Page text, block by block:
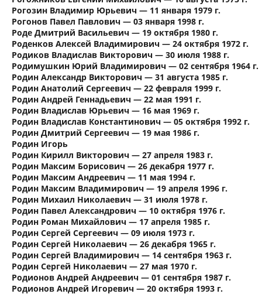
Рогозин Владимир Юрьевич — 11 января 1979 г.
Рогонов Павел Павлович — 03 января 1998 г.
Роде Дмитрий Васильевич — 19 октября 1980 г.
Роденков Алексей Владимирович — 24 октября 1972 г.
Родиков Владислав Викторович — 30 июля 1988 г.
Родимушкин Юрий Владимирович — 02 сентября 1964 г.
Родин Александр Викторович — 31 августа 1985 г.
Родин Анатолий Сергеевич — 22 февраля 1999 г.
Родин Андрей Геннадьевич — 22 мая 1991 г.
Родин Владислав Юрьевич — 16 мая 1969 г.
Родин Владислав Константинович — 05 октября 1992 г.
Родин Дмитрий Сергеевич — 19 мая 1986 г.
Родин Игорь
Родин Кирилл Викторович — 27 апреля 1983 г.
Родин Максим Борисович — 26 декабря 1977 г.
Родин Максим Андреевич — 11 мая 1994 г.
Родин Максим Владимирович — 19 апреля 1996 г.
Родин Михаил Николаевич — 31 июля 1978 г.
Родин Павел Александрович — 10 октября 1976 г.
Родин Роман Михайлович — 17 апреля 1985 г.
Родин Сергей Сергеевич — 09 июля 1973 г.
Родин Сергей Николаевич — 26 декабря 1965 г.
Родин Сергей Владимирович — 14 сентября 1963 г.
Родин Сергей Николаевич — 27 мая 1970 г.
Родионов Андрей Андреевич — 01 сентября 1987 г.
Родионов Андрей Игоревич — 20 октября 1993 г.